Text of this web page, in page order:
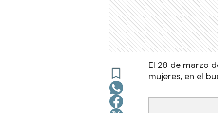
El 28 de marzo
mujeres, en el